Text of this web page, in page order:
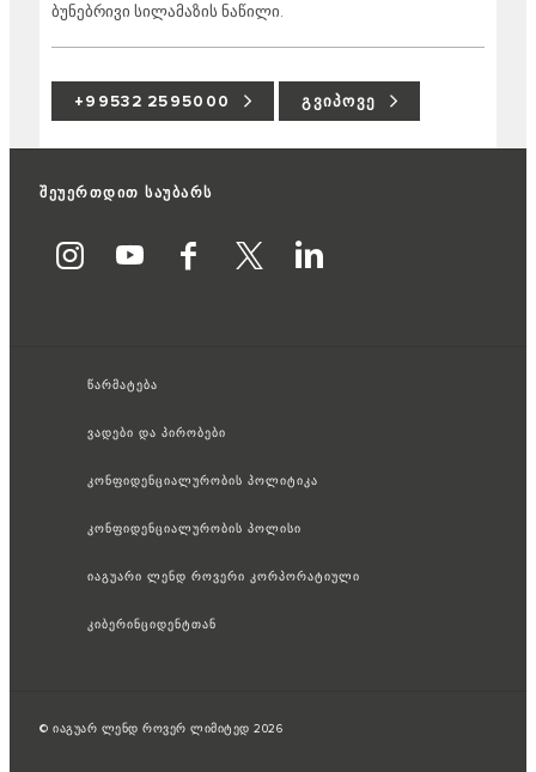
ბუნებრივი სილამაზის ნაწილი.
+99532 2595000 ᲒᲕᲘᲞᲝᲕᲔ
შეუერთდით საუბარს
წარმატება
ვადები და პირობები
კონფიდენციალურობის პოლიტიკა
კონფიდენციალურობის პოლისი
იაგუარი ლენდ როვერი კორპორატიული
კიბერინციდენტთან
© იაგუარ ლენდ როვერ ლიმიტედ 2026